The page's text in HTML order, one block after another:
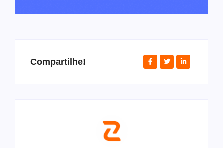
Compartilhe!